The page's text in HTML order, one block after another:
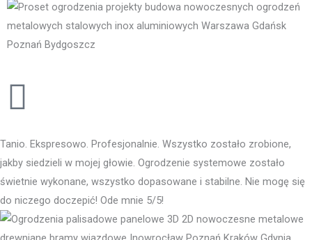
Tanio. Ekspresowo. Profesjonalnie. Wszystko zostało zrobione,
jakby siedzieli w mojej głowie. Ogrodzenie systemowe zostało
świetnie wykonane, wszystko dopasowane i stabilne. Nie mogę się
do niczego doczepić! Ode mnie 5/5!